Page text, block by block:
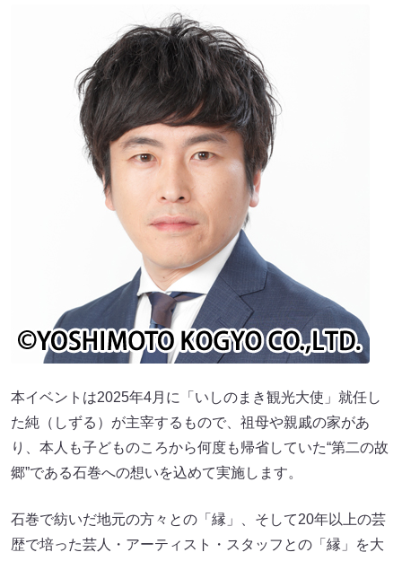
本イベントは2025年4月に「いしのまき観光大使」就任し
た純（しずる）が主宰するもので、祖母や親戚の家があ
り、本人も子どものころから何度も帰省していた“第二の故
郷”である石巻への想いを込めて実施します。
石巻で紡いだ地元の方々との「縁」、そして20年以上の芸
歴で培った芸人・アーティスト・スタッフとの「縁」を大